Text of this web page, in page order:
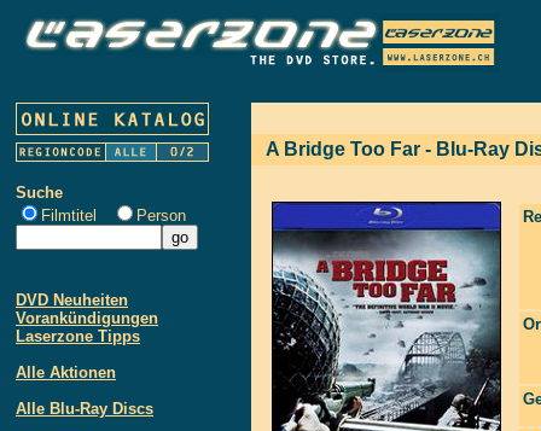
Suche
Filmtitel
Person
DVD Neuheiten
Vorankündigungen
Laserzone Tipps
Alle Aktionen
Alle Blu-Ray Discs
A Bridge Too Far - Blu-Ray